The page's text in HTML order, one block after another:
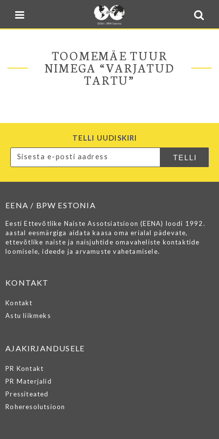
Sulge menüü
Blogi
E-pood
Kontakt
Minu BPW
TOOMEMÄE TUUR
NIMEGA “VARJATUD
TARTU”
TELLI UUDISKIRI
EENA / BPW ESTONIA
Eesti Ettevõtlike Naiste Assotsiatsioon (EENA) loodi 1992.
aastal eesmärgiga aidata kaasa oma erialal pädevate,
ettevõtlike naiste ja naisjuhtide omavaheliste kontaktide
loomisele, ideede ja arvamuste vahetamisele.
KONTAKT
Kontakt
Astu liikmeks
AJAKIRJANDUSELE
PR Kontakt
PR Materjalid
Pressiteated
Roheresolutsioon